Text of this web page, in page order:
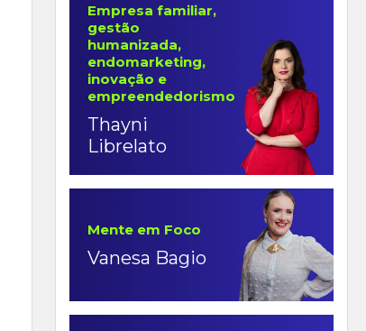
Empresa familiar,
gestão
humanizada,
endomarketing,
inovação e
empreendedorismo
Thayni
Librelato
Mente em Foco
Vanesa Bagio